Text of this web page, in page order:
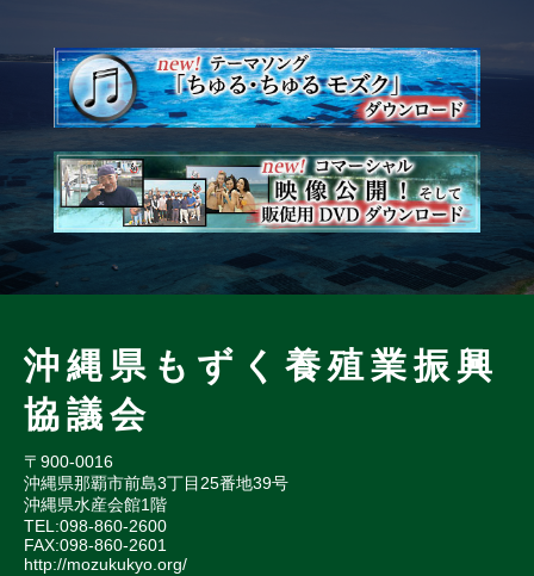
沖縄県もずく養殖業振興
協議会
〒900-0016
沖縄県那覇市前島3丁目25番地39号
沖縄県水産会館1階
TEL:098-860-2600
FAX:098-860-2601
http://mozukukyo.org/